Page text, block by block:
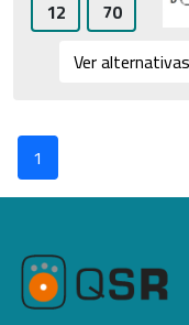
12
70
Ver alternativas
1